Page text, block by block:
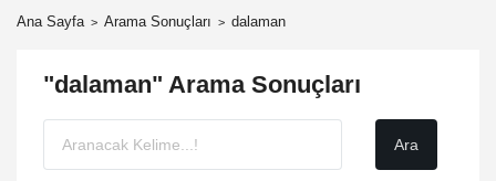
Ana Sayfa Arama Sonuçları dalaman
"dalaman" Arama Sonuçları